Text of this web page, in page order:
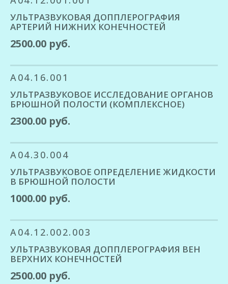
УЛЬТРАЗВУКОВАЯ ДОППЛЕРОГРАФИЯ
АРТЕРИЙ НИЖНИХ КОНЕЧНОСТЕЙ
2500.00 руб.
A04.16.001
УЛЬТРАЗВУКОВОЕ ИССЛЕДОВАНИЕ ОРГАНОВ
БРЮШНОЙ ПОЛОСТИ (КОМПЛЕКСНОЕ)
2300.00 руб.
A04.30.004
УЛЬТРАЗВУКОВОЕ ОПРЕДЕЛЕНИЕ ЖИДКОСТИ
В БРЮШНОЙ ПОЛОСТИ
1000.00 руб.
A04.12.002.003
УЛЬТРАЗВУКОВАЯ ДОППЛЕРОГРАФИЯ ВЕН
ВЕРХНИХ КОНЕЧНОСТЕЙ
2500.00 руб.